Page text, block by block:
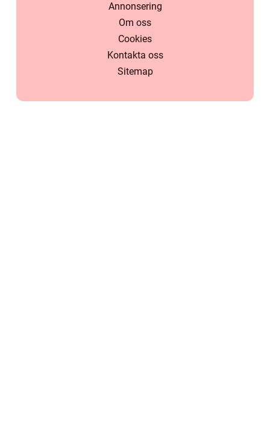
Annonsering
Om oss
Cookies
Kontakta oss
Sitemap